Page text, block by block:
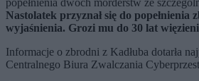
Nastolatek przyznał się do popełnienia
wyjaśnienia. Grozi mu do 30 lat
Informacje o zbrodni z Kadłuba dotarła
Centralnego Biura Zwalczania